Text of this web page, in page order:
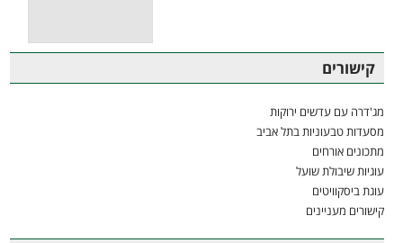
קישורים
מג'דרה עם עדשים ירוקות
מסעדות טבעוניות בתל אביב
מתכונים אורחים
עוגיות שיבולת שועל
עוגת ביסקוויטים
קישורים מעניינים